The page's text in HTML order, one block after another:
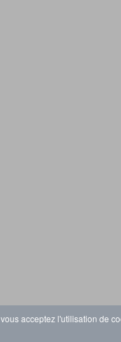
acceptez l'utilisation de